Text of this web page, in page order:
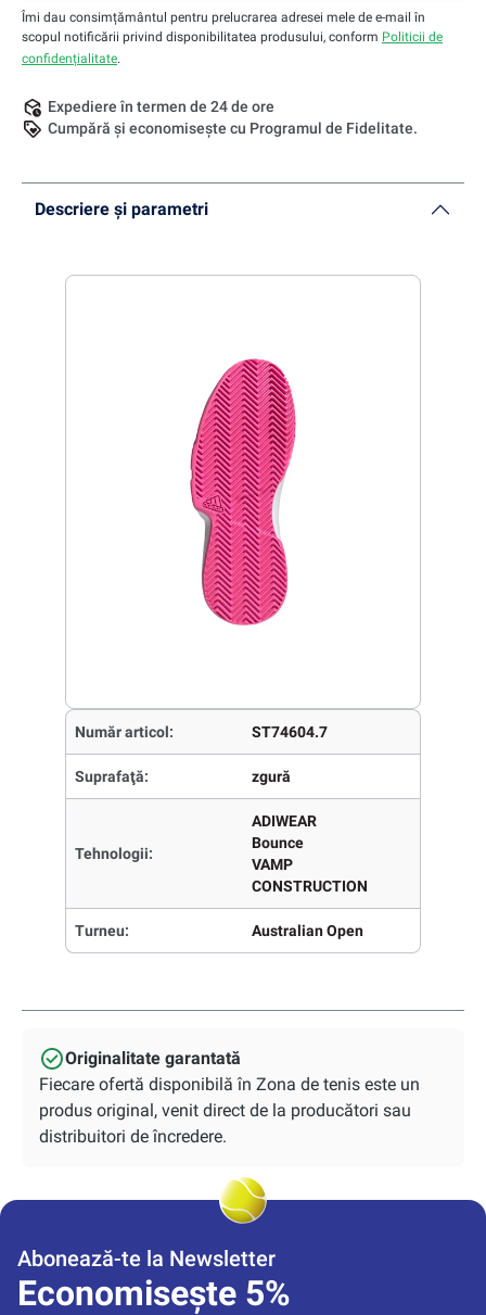
Îmi dau consimțământul pentru prelucrarea adresei mele de e-mail în
scopul notificării privind disponibilitatea produsului, conform Politicii de
confidențialitate.
Expediere în termen de 24 de ore
Cumpără și economisește cu Programul de Fidelitate.
Descriere și parametri
Număr articol: ST74604.7
Suprafaţă: zgură
Tehnologii:
ADIWEAR
Bounce
VAMP
CONSTRUCTION
Turneu: Australian Open
Originalitate garantată
Fiecare ofertă disponibilă în Zona de tenis este un
produs original, venit direct de la producători sau
distribuitori de încredere.
Abonează-te la Newsletter
Economisește 5%